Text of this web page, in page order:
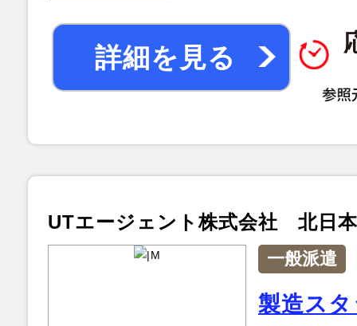
詳細を見る
UTエージェント株式会社 北日本
一般派遣
製造ス